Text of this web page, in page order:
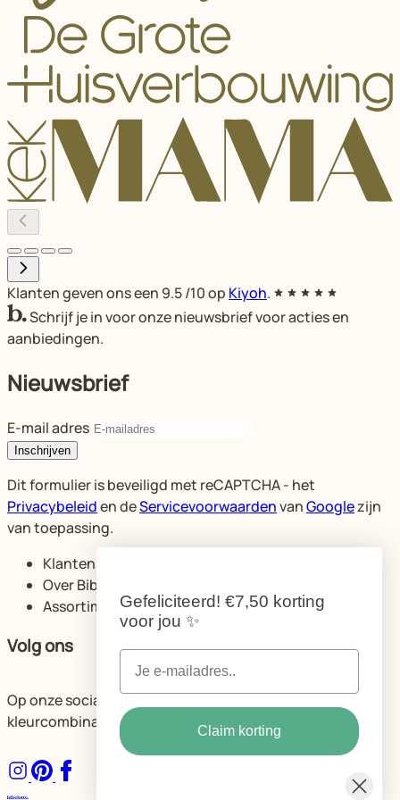
Klanten geven ons een 9.5/10 op Kiyoh.
Schrijf je in voor onze nieuwsbrief voor acties en
aanbiedingen.
Nieuwsbrief
E-mail adres
Inschrijven
Dit formulier is beveiligd met reCAPTCHA - het
Privacybeleiden deServicevoorwaardenvanGooglezijn
van toepassing.
Klantenservice
Over Bibelotte
Assortiment
Volg ons
Op onze socials delen we volop ideeën voor de mooiste
kleurcombinaties en ruimtes.
Gefeliciteerd! €7,50 korting
voor jou ✨
Claim korting